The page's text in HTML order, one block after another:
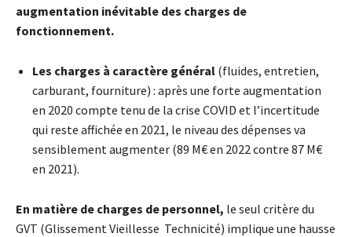
augmentation inévitable des charges de
fonctionnement.
Les charges à caractère général (fluides, entretien,
carburant, fourniture) : après une forte augmentation
en 2020 compte tenu de la crise COVID et l’incertitude
qui reste affichée en 2021, le niveau des dépenses va
sensiblement augmenter (89 M€ en 2022 contre 87 M€
en 2021).
En matière de charges de personnel, le seul critère du
GVT (Glissement Vieillesse Technicité) implique une hausse